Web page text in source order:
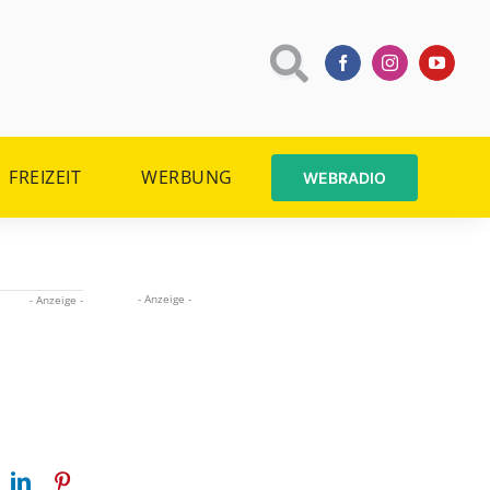
FREIZEIT WERBUNG WEBRADIO
- Anzeige -
- Anzeige -